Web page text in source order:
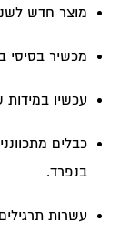
מוצר חדש לשנת
מכשיר בסיסי
עכשיו במידות
בנפרד.
עשרות